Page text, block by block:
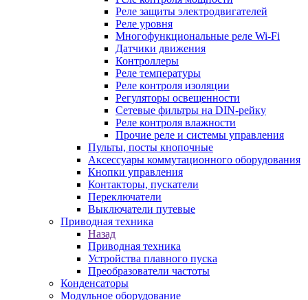
Реле защиты электродвигателей
Реле уровня
Многофункциональные реле Wi-Fi
Датчики движения
Контроллеры
Реле температуры
Реле контроля изоляции
Регуляторы освещенности
Сетевые фильтры на DIN-рейку
Реле контроля влажности
Прочие реле и системы управления
Пульты, посты кнопочные
Аксессуары коммутационного оборудования
Кнопки управления
Контакторы, пускатели
Переключатели
Выключатели путевые
Приводная техника
Назад
Приводная техника
Устройства плавного пуска
Преобразователи частоты
Конденсаторы
Модульное оборудование